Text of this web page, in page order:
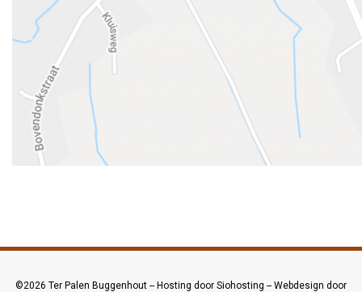
©2026 Ter Palen Buggenhout -- Hosting door Siohosting -- Webdesign door